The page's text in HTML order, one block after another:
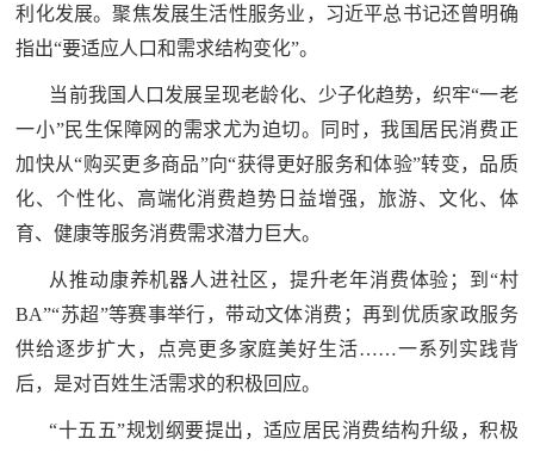
人
采
退
役
军
采
退
役
军
服
务
利化发展。聚焦发展生活性服务业，习近平总书记还曾明确
指出“要适应人口和需求结构变化”。
当前我国人口发展呈现老龄化、少子化趋势，织牢“一老
一小”民生保障网的需求尤为迫切。同时，我国居民消费正
加快从“购买更多商品”向“获得更好服务和体验”转变，品质
化、个性化、高端化消费趋势日益增强，旅游、文化、体
育、健康等服务消费需求潜力巨大。
从推动康养机器人进社区，提升老年消费体验；到“村
BA”“苏超”等赛事举行，带动文体消费；再到优质家政服务
供给逐步扩大，点亮更多家庭美好生活……一系列实践背
后，是对百姓生活需求的积极回应。
“十五五”规划纲要提出，适应居民消费结构升级，积极